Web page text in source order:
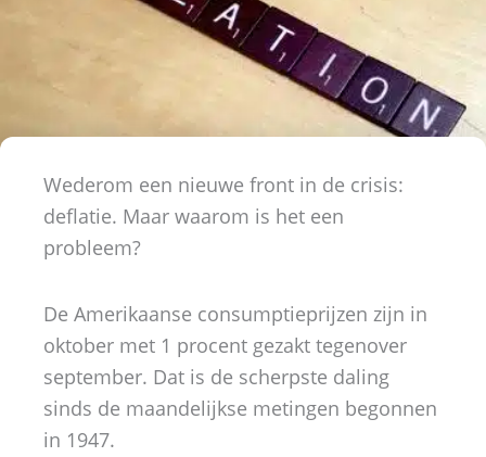
Wederom een nieuwe front in de crisis:
deflatie. Maar waarom is het een
probleem?
De Amerikaanse consumptieprijzen zijn in
oktober met 1 procent gezakt tegenover
september. Dat is de scherpste daling
sinds de maandelijkse metingen begonnen
in 1947.